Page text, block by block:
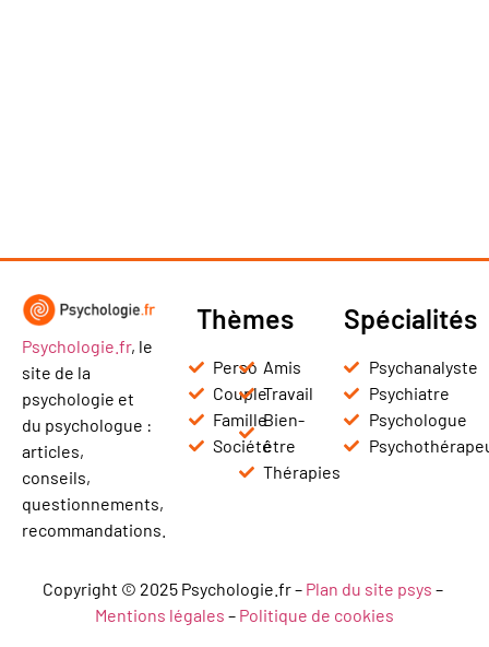
Psychologie.fr, le
site de la
psychologie et
du psychologue :
articles,
conseils,
questionnements,
recommandations.
Thèmes
Perso
Couple
Famille
Société
Amis
Travail
Bien-
être
Thérapies
Spécialités
Psychanalyste
Psychiatre
Psychologue
Copyright © 2025 Psychologie.fr – Plan du site psys –
Mentions légales – Politique de cookies